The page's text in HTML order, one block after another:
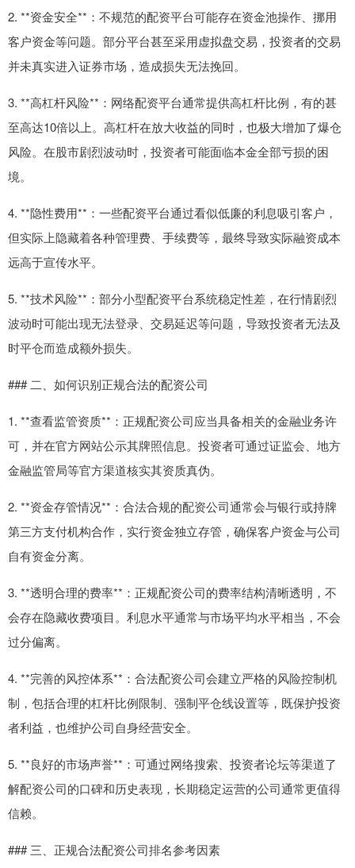
2. **资金安全**：不规范的配资平台可能存在资金池操作、挪用
客户资金等问题。部分平台甚至采用虚拟盘交易，投资者的交易
并未真实进入证券市场，造成损失无法挽回。
3. **高杠杆风险**：网络配资平台通常提供高杠杆比例，有的甚
至高达10倍以上。高杠杆在放大收益的同时，也极大增加了爆仓
风险。在股市剧烈波动时，投资者可能面临本金全部亏损的困
境。
4. **隐性费用**：一些配资平台通过看似低廉的利息吸引客户，
但实际上隐藏着各种管理费、手续费等，最终导致实际融资成本
远高于宣传水平。
5. **技术风险**：部分小型配资平台系统稳定性差，在行情剧烈
波动时可能出现无法登录、交易延迟等问题，导致投资者无法及
时平仓而造成额外损失。
### 二、如何识别正规合法的配资公司
1. **查看监管资质**：正规配资公司应当具备相关的金融业务许
可，并在官方网站公示其牌照信息。投资者可通过证监会、地方
金融监管局等官方渠道核实其资质真伪。
2. **资金存管情况**：合法合规的配资公司通常会与银行或持牌
第三方支付机构合作，实行资金独立存管，确保客户资金与公司
自有资金分离。
3. **透明合理的费率**：正规配资公司的费率结构清晰透明，不
会存在隐藏收费项目。利息水平通常与市场平均水平相当，不会
过分偏离。
4. **完善的风控体系**：合法配资公司会建立严格的风险控制机
制，包括合理的杠杆比例限制、强制平仓线设置等，既保护投资
者利益，也维护公司自身经营安全。
5. **良好的市场声誉**：可通过网络搜索、投资者论坛等渠道了
解配资公司的口碑和历史表现，长期稳定运营的公司通常更值得
信赖。
### 三、正规合法配资公司排名参考因素